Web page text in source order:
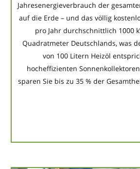
Jahresenergieverbrauch der
auf die Erde – und das völlig
pro Jahr durchschnittlich 1000
Quadratmeter Deutschlands, was
von 100 Litern Heizöl
hocheffizienten
sparen Sie bis zu 35 % der